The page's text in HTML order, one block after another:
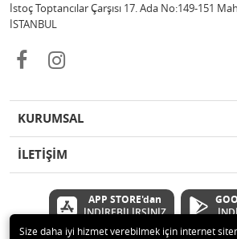
İstoç Toptancılar Çarşısı 17. Ada No:149-151
İSTANBUL
KURUMSAL
İLETİŞİM
APP STORE'dan
İNDİREBİLİRSİNİZ
Size daha iyi hizmet verebilmek için internet